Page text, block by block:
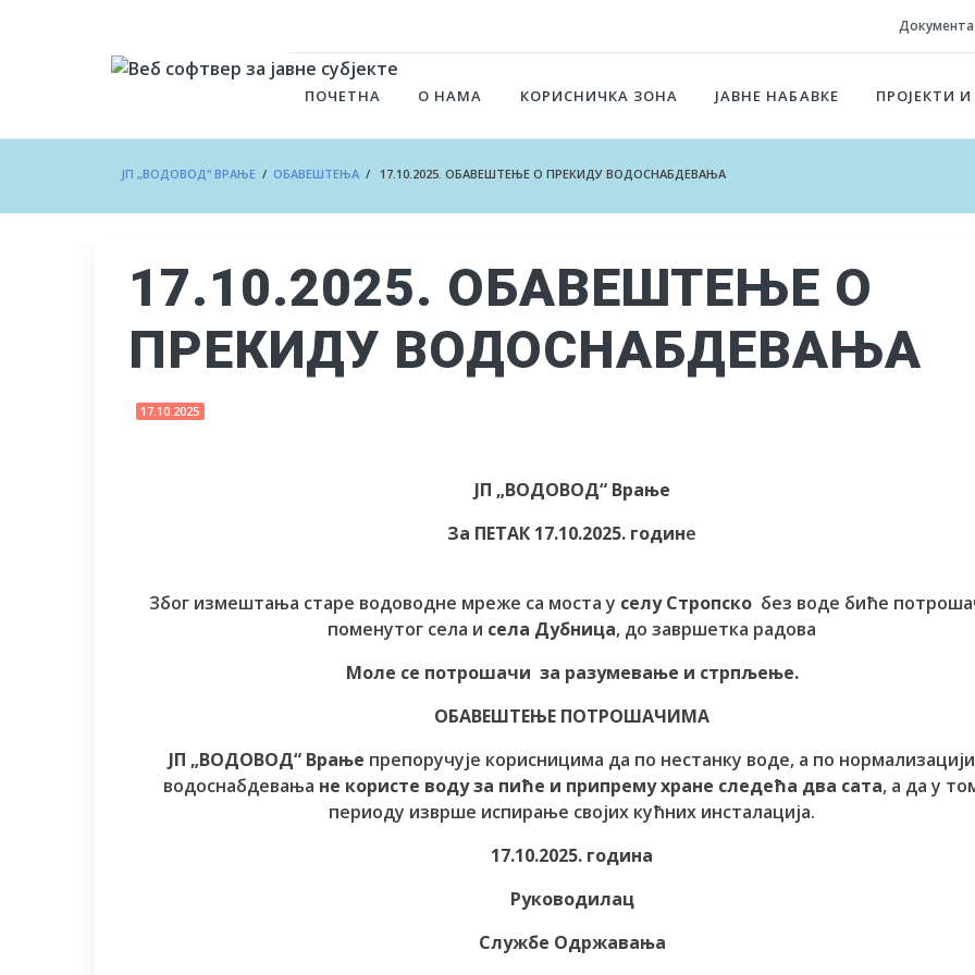
Документа
ПОЧЕТНА О НАМА КОРИСНИЧКА ЗОНА ЈАВНЕ НАБАВКЕ ПРОЈЕКТИ
ЈП „ВОДОВОД“ ВРАЊЕ / ОБАВЕШТЕЊА / 17.10.2025. ОБАВЕШТЕЊЕ О ПРЕКИДУ ВОДОСНАБДЕВАЊА
17.10.2025. ОБАВЕШТЕЊЕ О
ПРЕКИДУ ВОДОСНАБДЕВАЊА
17.10.2025
ЈП „ВОДОВОД“ Врање
За ПЕТАК 17.10.2025. године
Због измештања старе водоводне мреже са моста у селу Стропско без воде биће
поменутог села и села Дубница, до завршетка радова
Моле се потрошачи за разумевање и стрпљење.
ОБАВЕШТЕЊЕ ПОТРОШАЧИМА
ЈП „ВОДОВОД“ Врање препоручује корисницима да по нестанку воде, а по нормализацији
водоснабдевања не користе воду за пиће и припрему хране следећа два сата, а да у
периоду изврше испирање својих кућних инсталација.
17.10.2025. година
Руководилац
Службе Одржавања